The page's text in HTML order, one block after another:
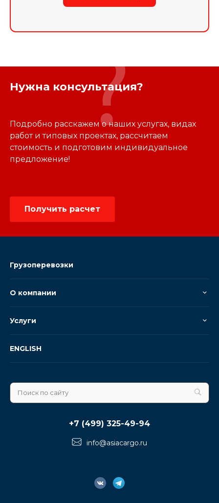
Нужна консультация?
Подробно расскажем о наших услугах, видах
работ и типовых проектах, рассчитаем
стоимость и подготовим индивидуальное
предложение!
Получить расчет
Грузоперевозки
О компании
Услуги
ENGLISH
+7 (499) 325-49-94
info@asiacargo.ru